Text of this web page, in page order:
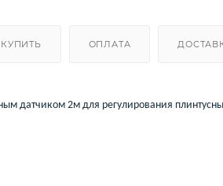
ОПЛАТА
датчиком 2м для регулирования